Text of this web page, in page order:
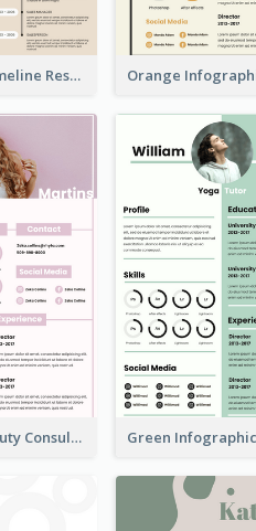
Pastel Peach Timeline Resume
Infographic Beauty Consultant Resume